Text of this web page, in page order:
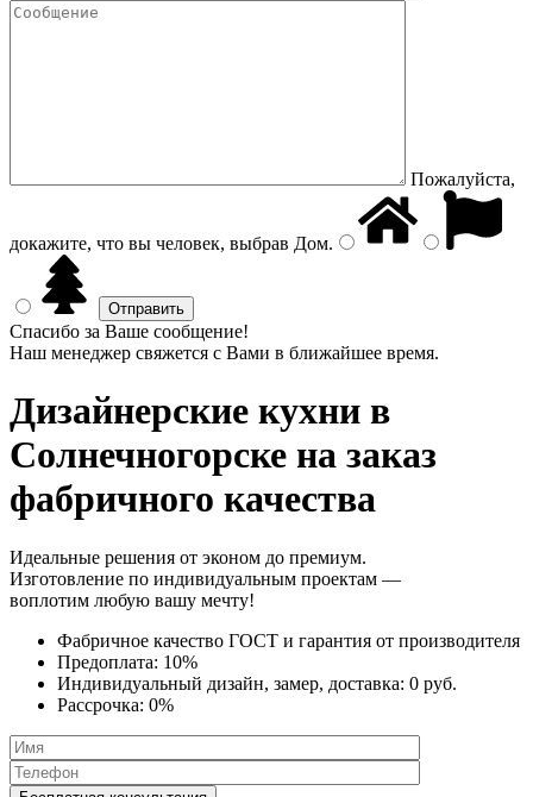
Пожалуйста,
докажите, что вы человек, выбрав Дом.
Спасибо за Ваше сообщение!
Наш менеджер свяжется с Вами в ближайшее время.
Дизайнерские кухни в
Солнечногорске на заказ
фабричного качества
Идеальные решения от эконом до премиум.
Изготовление по индивидуальным проектам —
воплотим любую вашу мечту!
Фабричное качество ГОСТ и гарантия от производителя
Предоплата: 10%
Индивидуальный дизайн, замер, доставка: 0 руб.
Рассрочка: 0%